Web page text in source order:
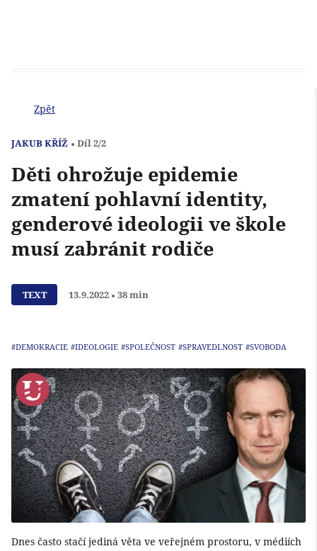
Zpět
JAKUB KŘÍŽ Díl 2/2
Děti ohrožuje epidemie
zmatení pohlavní identity,
genderové ideologii ve škole
musí zabránit rodiče
TEXT 13.9.2022 38 min
#DEMOKRACIE #IDEOLOGIE #SPOLEČNOST #SPRAVEDLNOST #SVOBODA
Dnes často stačí jediná věta ve veřejném prostoru, v médiích